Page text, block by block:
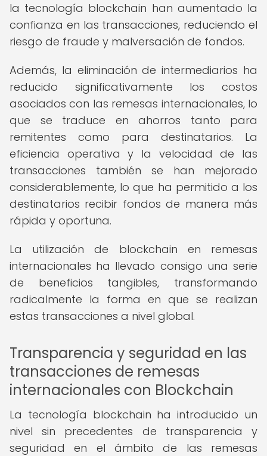
la tecnología blockchain han aumentado la
confianza en las transacciones, reduciendo el
riesgo de fraude y malversación de fondos.
Además, la eliminación de intermediarios ha
reducido significativamente los costos
asociados con las remesas internacionales, lo
que se traduce en ahorros tanto para
remitentes como para destinatarios. La
eficiencia operativa y la velocidad de las
transacciones también se han mejorado
considerablemente, lo que ha permitido a los
destinatarios recibir fondos de manera más
rápida y oportuna.
La utilización de blockchain en remesas
internacionales ha llevado consigo una serie
de beneficios tangibles, transformando
radicalmente la forma en que se realizan
estas transacciones a nivel global.
Transparencia y seguridad en las
transacciones de remesas
internacionales con Blockchain
La tecnología blockchain ha introducido un
nivel sin precedentes de transparencia y
seguridad en el ámbito de las remesas